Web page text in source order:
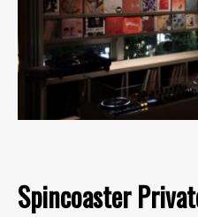
Spincoaster